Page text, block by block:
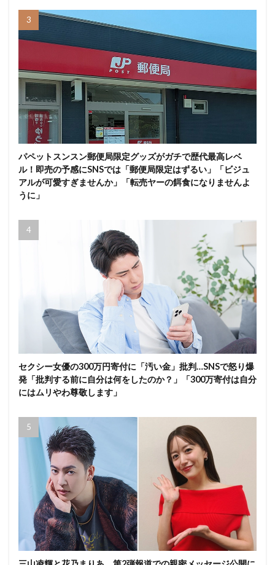
パペットスンスン郵便局限定グッズがガチで歴代最高レベ
ル！即売の予感にSNSでは「郵便局限定はずるい」「ビジュ
アルが可愛すぎませんか」「転売ヤーの餌食になりませんよ
うに」
セクシー女優の300万円寄付に「汚い金」批判…SNSで怒り爆
発「批判する前に自分は何をしたのか？」「300万寄付は自分
にはムリやわ尊敬します」